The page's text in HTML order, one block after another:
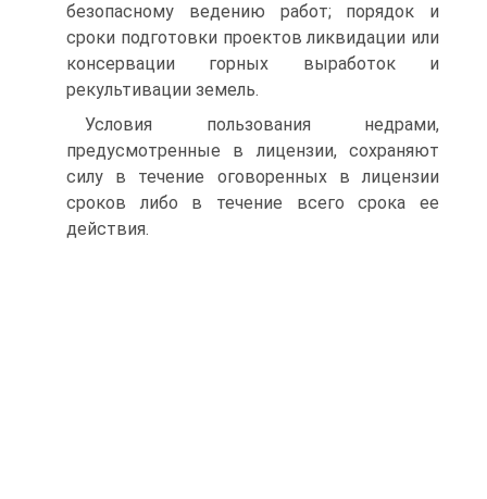
безопасному ведению работ; порядок и
сроки подготовки проектов ликвидации или
консервации горных выработок и
рекультивации земель.
Условия пользования недрами,
предусмотренные в лицензии, сохраняют
силу в течение оговоренных в лицензии
сроков либо в течение всего срока ее
действия.